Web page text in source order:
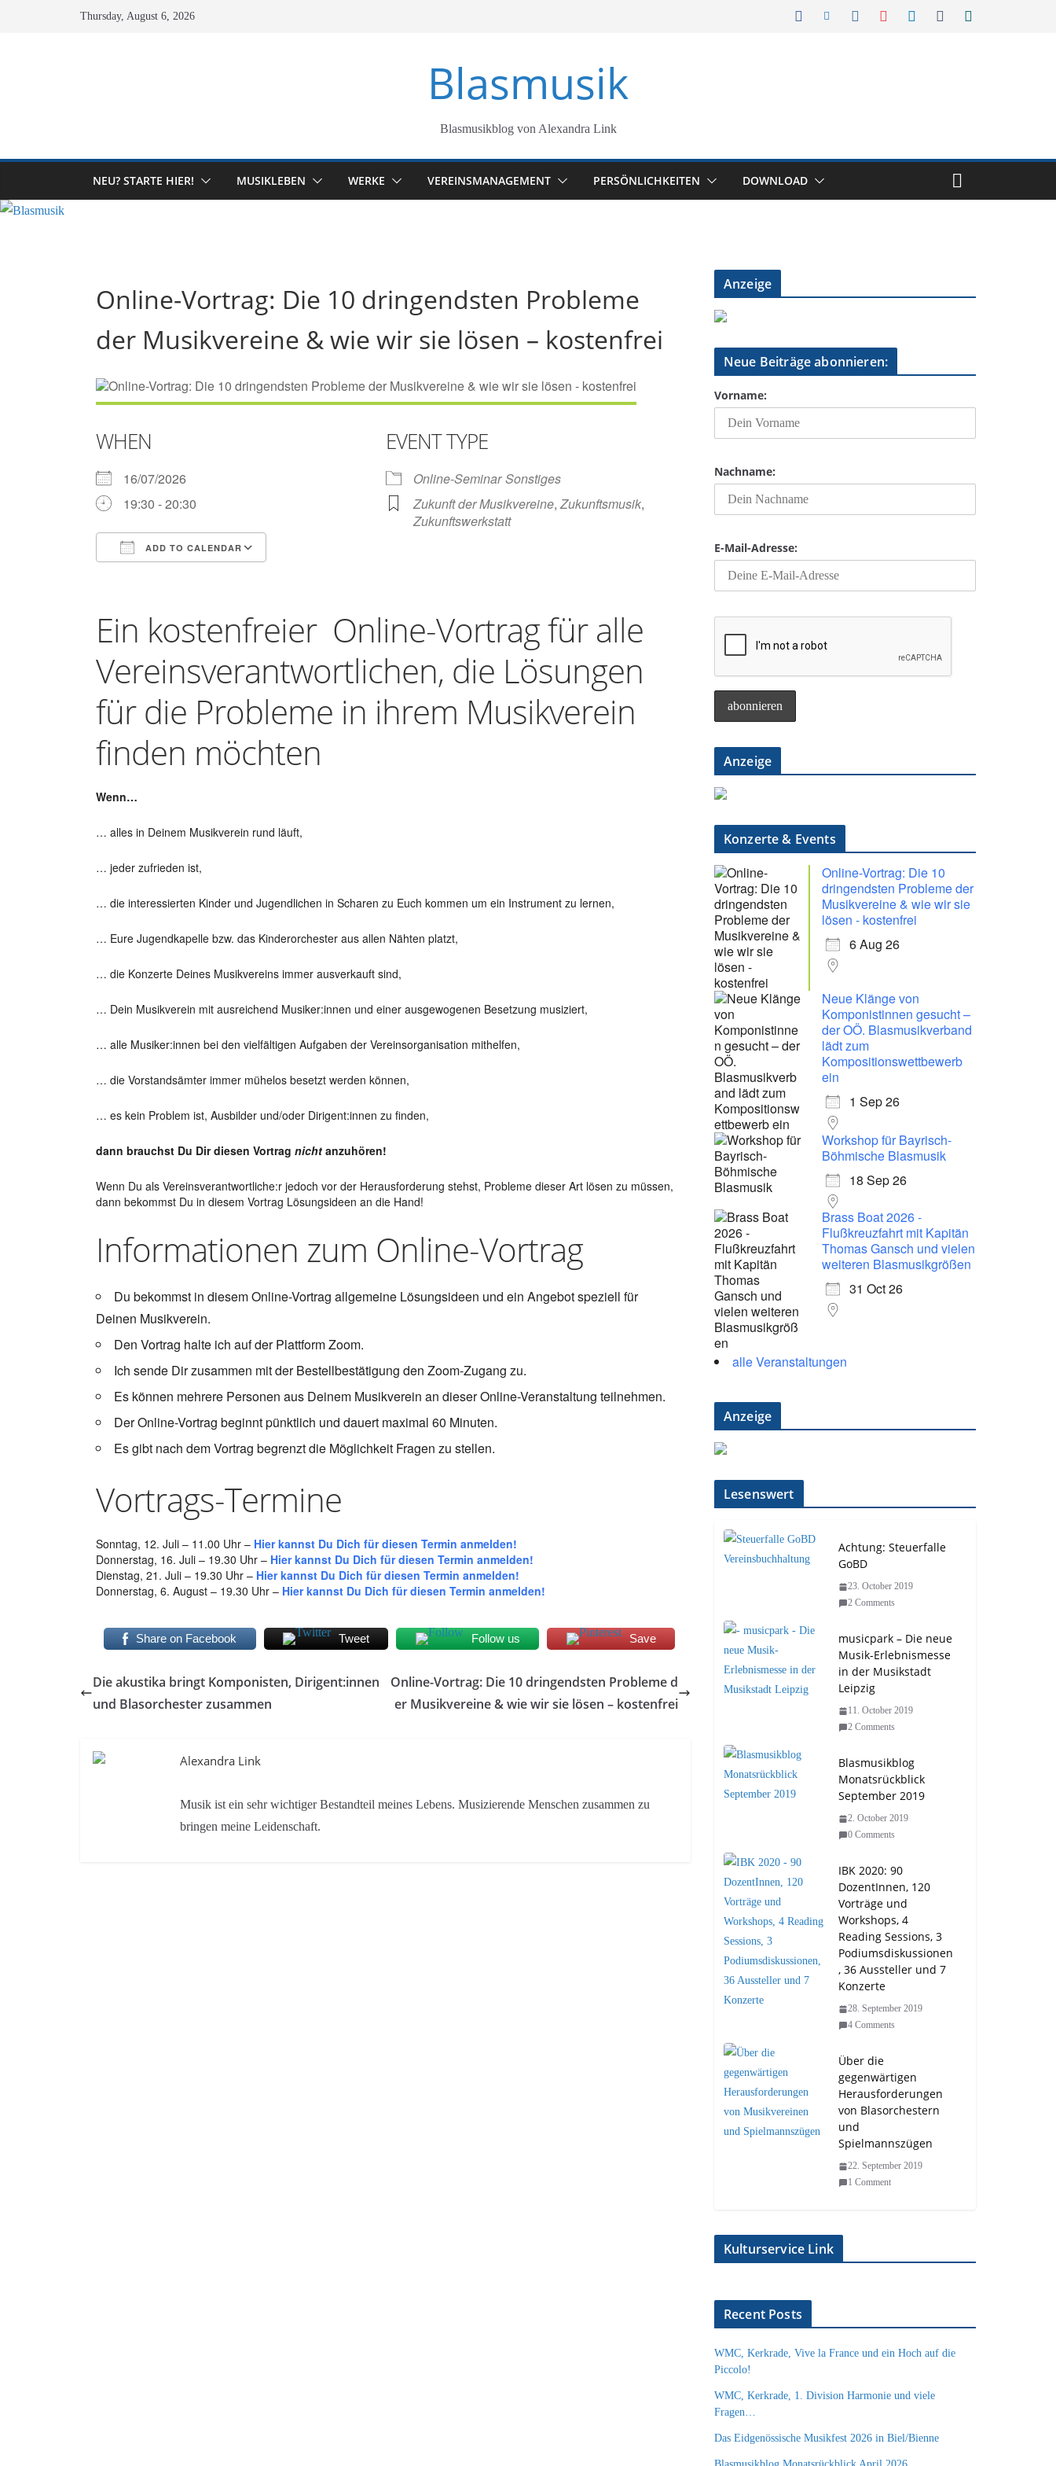
Thursday, August 6, 2026
Blasmusik
Blasmusikblog von Alexandra Link
NEU? STARTE HIER! MUSIKLEBEN WERKE VEREINSMANAGEMENT PERSÖNLICHKEITEN DOWNLOAD
Online-Vortrag: Die 10 dringendsten Probleme
der Musikvereine & wie wir sie lösen – kostenfrei
WHEN
16/07/2026
19:30 - 20:30
ADD TO CALENDAR
Outlook Live
EVENT TYPE
Online-Seminar Sonstiges
Zukunft der Musikvereine,Zukunftsmusik,
Zukunftswerkstatt
Ein kostenfreier Online-Vortrag für alle
Vereinsverantwortlichen, die Lösungen
für die Probleme in ihrem Musikverein
finden möchten
Wenn…
… alles in Deinem Musikverein rund läuft,
… jeder zufrieden ist,
… die interessierten Kinder und Jugendlichen in Scharen zu Euch kommen um ein Instrument zu lernen,
… Eure Jugendkapelle bzw. das Kinderorchester aus allen Nähten platzt,
… die Konzerte Deines Musikvereins immer ausverkauft sind,
… Dein Musikverein mit ausreichend Musiker:innen und einer ausgewogenen Besetzung musiziert,
… alle Musiker:innen bei den vielfältigen Aufgaben der Vereinsorganisation mithelfen,
… die Vorstandsämter immer mühelos besetzt werden können,
… es kein Problem ist, Ausbilder und/oder Dirigent:innen zu finden,
dann brauchst Du Dir diesen Vortrag nicht anzuhören!
Wenn Du als Vereinsverantwortliche:r jedoch vor der Herausforderung stehst, Probleme dieser Art lösen zu müssen,
dann bekommst Du in diesem Vortrag Lösungsideen an die Hand!
Informationen zum Online-Vortrag
Du bekommst in diesem Online-Vortrag allgemeine Lösungsideen und ein Angebot speziell für
Deinen Musikverein.
Den Vortrag halte ich auf der Plattform Zoom.
Ich sende Dir zusammen mit der Bestellbestätigung den Zoom-Zugang zu.
Es können mehrere Personen aus Deinem Musikverein an dieser Online-Veranstaltung teilnehmen.
Der Online-Vortrag beginnt pünktlich und dauert maximal 60 Minuten.
Es gibt nach dem Vortrag begrenzt die Möglichkeit Fragen zu stellen.
Vortrags-Termine
Sonntag, 12. Juli – 11.00 Uhr – Hier kannst Du Dich für diesen Termin anmelden!
Donnerstag, 16. Juli – 19.30 Uhr – Hier kannst Du Dich für diesen Termin anmelden!
Dienstag, 21. Juli – 19.30 Uhr – Hier kannst Du Dich für diesen Termin anmelden!
Donnerstag, 6. August – 19.30 Uhr – Hier kannst Du Dich für diesen Termin anmelden!
Share on Facebook Tweet Follow us Save
Die akustika bringt Komponisten, Dirigent:innen
und Blasorchester zusammen
Online-Vortrag: Die 10 dringendsten Probleme d
er Musikvereine & wie wir sie lösen – kostenfrei
Alexandra Link
Musik ist ein sehr wichtiger Bestandteil meines Lebens. Musizierende Menschen zusammen zu
bringen meine Leidenschaft.
Anzeige
Neue Beiträge abonnieren:
Vorname:
Nachname:
E-Mail-Adresse:
Anzeige
Konzerte & Events
Online-Vortrag: Die 10
dringendsten Probleme der
Musikvereine & wie wir sie
lösen - kostenfrei
6 Aug 26
Neue Klänge von
Komponistinnen gesucht –
der OÖ. Blasmusikverband
lädt zum
Kompositionswettbewerb
ein
1 Sep 26
Workshop für Bayrisch-
Böhmische Blasmusik
18 Sep 26
Brass Boat 2026 -
Flußkreuzfahrt mit Kapitän
Thomas Gansch und vielen
weiteren Blasmusikgrößen
31 Oct 26
alle Veranstaltungen
Anzeige
Lesenswert
Achtung: Steuerfalle
GoBD
23. October 2019
2 Comments
musicpark – Die neue
Musik-Erlebnismesse
in der Musikstadt
Leipzig
11. October 2019
2 Comments
Blasmusikblog
Monatsrückblick
September 2019
2. October 2019
0 Comments
IBK 2020: 90
DozentInnen, 120
Vorträge und
Workshops, 4
Reading Sessions, 3
Podiumsdiskussionen
, 36 Aussteller und 7
Konzerte
28. September 2019
4 Comments
Über die
gegenwärtigen
Herausforderungen
von Blasorchestern
und
Spielmannszügen
22. September 2019
1 Comment
Kulturservice Link
Recent Posts
WMC, Kerkrade, Vive la France und ein Hoch auf die
Piccolo!
WMC, Kerkrade, 1. Division Harmonie und viele
Fragen…
Das Eidgenössische Musikfest 2026 in Biel/Bienne